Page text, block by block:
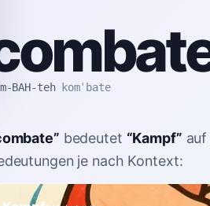
BAH-teh komˈbate
” bedeutet “Kampf” auf
je nach Kontext: